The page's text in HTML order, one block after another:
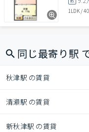
1LDK/
同じ最寄り駅
秋津駅 の賃貸
清瀬駅 の賃貸
新秋津駅 の賃貸